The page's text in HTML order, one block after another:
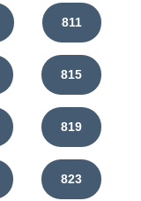
811
815
819
823